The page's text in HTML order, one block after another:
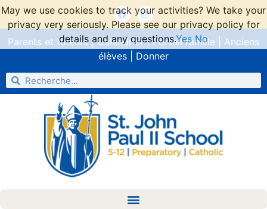
Parents et tuteurs|Calendrier|Portail famille
Anciens
élèves
Donner
May we use cookies to track your activities? We take your
privacy very seriously. Please see our privacy policy for
details and any questions.Yes No